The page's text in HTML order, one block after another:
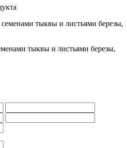
тыквы и листьями березы,